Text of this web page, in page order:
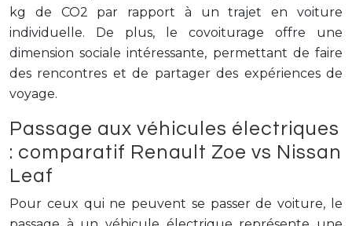
kg de CO2 par rapport à un trajet en voiture
individuelle. De plus, le covoiturage offre une
dimension sociale intéressante, permettant de faire
des rencontres et de partager des expériences de
voyage.
Passage aux véhicules électriques
: comparatif Renault Zoe vs Nissan
Leaf
Pour ceux qui ne peuvent se passer de voiture, le